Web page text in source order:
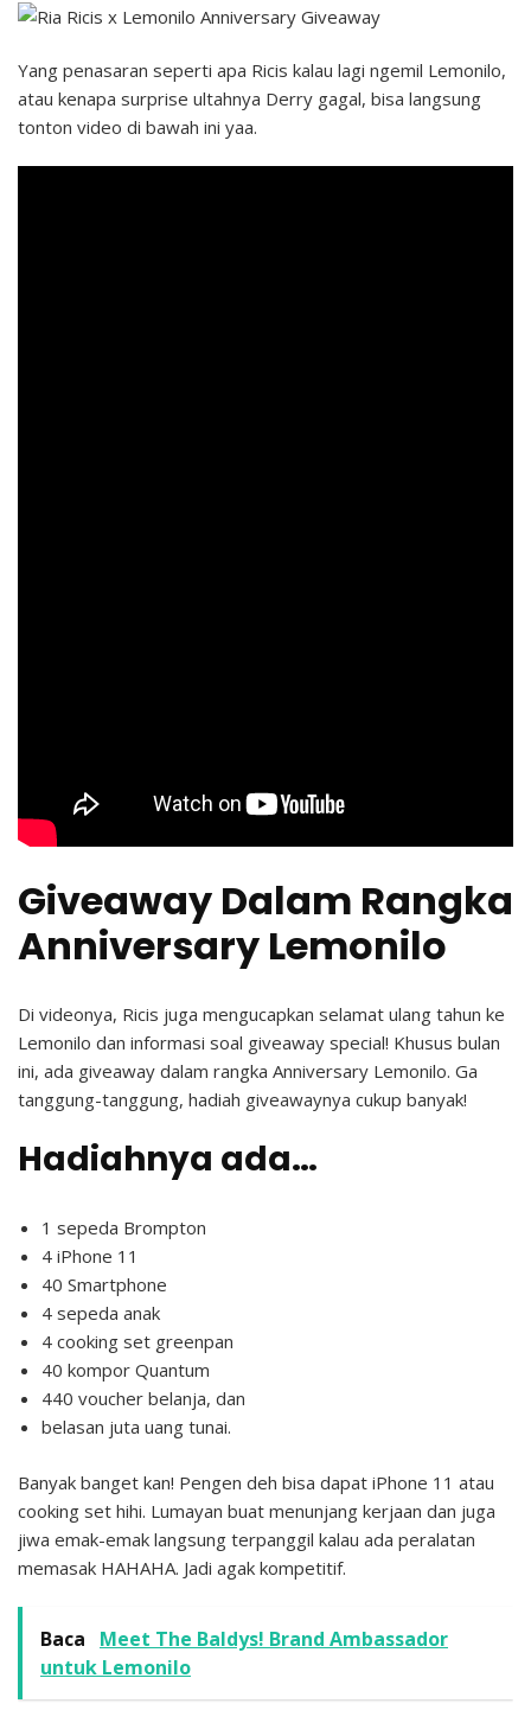
Yang penasaran seperti apa Ricis kalau lagi ngemil Lemonilo,
atau kenapa surprise ultahnya Derry gagal, bisa langsung
tonton video di bawah ini yaa.
Giveaway Dalam Rangka
Anniversary Lemonilo
Di videonya, Ricis juga mengucapkan selamat ulang tahun ke
Lemonilo dan informasi soal giveaway special! Khusus bulan
ini, ada giveaway dalam rangka Anniversary Lemonilo. Ga
tanggung-tanggung, hadiah giveawaynya cukup banyak!
Hadiahnya ada…
1 sepeda Brompton
4 iPhone 11
40 Smartphone
4 sepeda anak
4 cooking set greenpan
40 kompor Quantum
440 voucher belanja, dan
belasan juta uang tunai.
Banyak banget kan! Pengen deh bisa dapat iPhone 11 atau
cooking set hihi. Lumayan buat menunjang kerjaan dan juga
jiwa emak-emak langsung terpanggil kalau ada peralatan
memasak HAHAHA. Jadi agak kompetitif.
Baca
Meet The Baldys! Brand Ambassador
untuk Lemonilo